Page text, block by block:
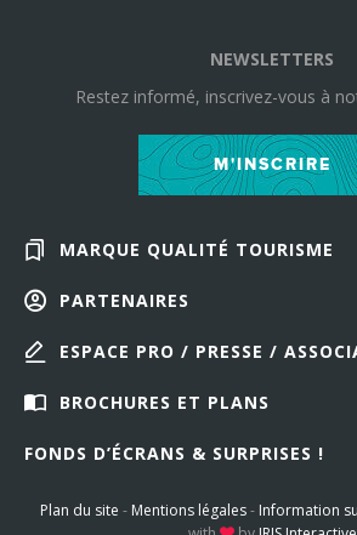
NEWSLETTERS
Restez informé, inscrivez-vous à
M'INSCRIRE
MARQUE QUALITÉ TOURISME
PARTENAIRES
ESPACE PRO / PRESSE /
BROCHURES ET PLANS
FONDS D’ÉCRANS & SURPRISES !
Plan du site - Mentions légales- Information